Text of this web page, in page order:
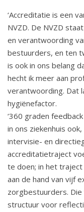
i
g
a
t
i
e
‘Accreditatie is een
NVZD. De NVZD
en verantwoording
bestuurders, en ten
is ook in ons belang
hecht ik meer aan
verantwoording. Dat
hygiënefactor.
‘360 graden
in ons ziekenhuis
intervisie- en
accreditatietraject
te doen; in het
aan de hand van vijf
zorgbestuurders.
structuur voor